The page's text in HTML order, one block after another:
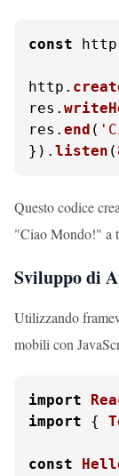
const
http.
res.
res. end (
}). listen (
Questo codice
"Ciao Mondo!" a
Sviluppo di
Utilizzando
mobili con
import
import {
const